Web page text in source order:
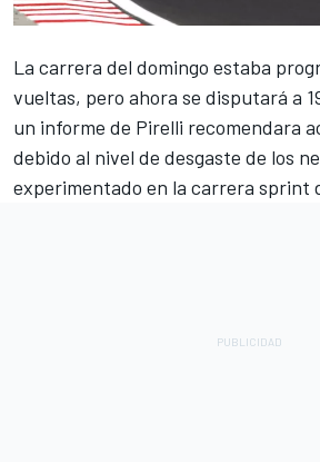
La carrera del domingo estaba
vueltas, pero ahora se disputará a
un informe de Pirelli recomendara
debido al nivel de desgaste de los
experimentado en la carrera sprint